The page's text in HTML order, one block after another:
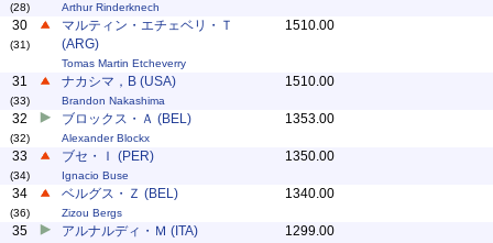
(28) Arthur Rinderknech
30
(31)
マルティン・エチェベリ・Ｔ
(ARG)
Tomas Martin Etcheverry
1510.00
31
(33)
ナカシマ，B (USA)
Brandon Nakashima
1510.00
32
(32)
ブロックス・Ａ (BEL)
Alexander Blockx
1353.00
33
(34)
ブセ・Ｉ (PER)
Ignacio Buse
1350.00
34
(36)
ベルグス・Ｚ (BEL)
Zizou Bergs
1340.00
35 アルナルディ・Ｍ (ITA) 1299.00